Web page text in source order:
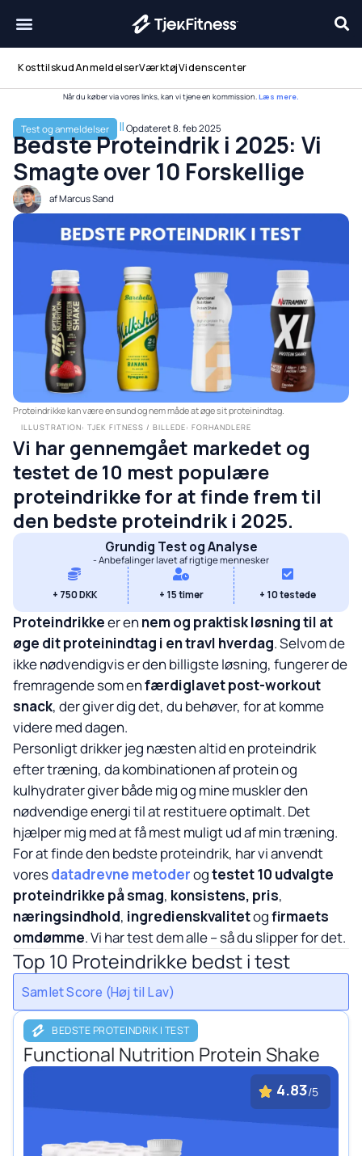
indholdet
KosttilskudAnmeldelserVærktøjVidenscenter
Når du køber via vores links, kan vi tjene en kommission.Læs mere.
Test og anmeldelser Opdateret8. feb 2025
Bedste Proteindrik i 2025: Vi
Smagte over 10 Forskellige
afMarcus Sand
Proteindrikke kan være en sund og nem måde at øge sit proteinindtag.
ILLUSTRATION: TJEK FITNESS / BILLEDE: FORHANDLERE
Vi har gennemgået markedet og
testet de 10 mest populære
proteindrikke for at finde frem til
den bedste proteindrik i 2025.
Grundig Test og Analyse
- Anbefalinger lavet af rigtige mennesker
+ 750 DKK + 15 timer + 10 testede
Proteindrikkeer ennem og praktisk løsning til at
øge dit proteinindtag i en travl hverdag. Selvom de
ikke nødvendigvis er den billigste løsning, fungerer de
fremragende som enfærdiglavet post-workout
snack, der giver dig det, du behøver, for at komme
videre med dagen.
Personligt drikker jeg næsten altid en proteindrik
efter træning, da kombinationen af protein og
kulhydrater giver både mig og mine muskler den
nødvendige energi til at restituere optimalt. Det
hjælper mig med at få mest muligt ud af min træning.
For at finde den bedste proteindrik, har vi anvendt
voresdatadrevne metoderogtestet 10 udvalgte
proteindrikke påsmag, konsistens, pris,
næringsindhold, ingredienskvalitetogfirmaets
omdømme. Vi har test dem alle – så du slipper for det.
Top 10 Proteindrikke bedst i test
BEDSTE PROTEINDRIK I TEST
Functional Nutrition Protein Shake
4.83/5